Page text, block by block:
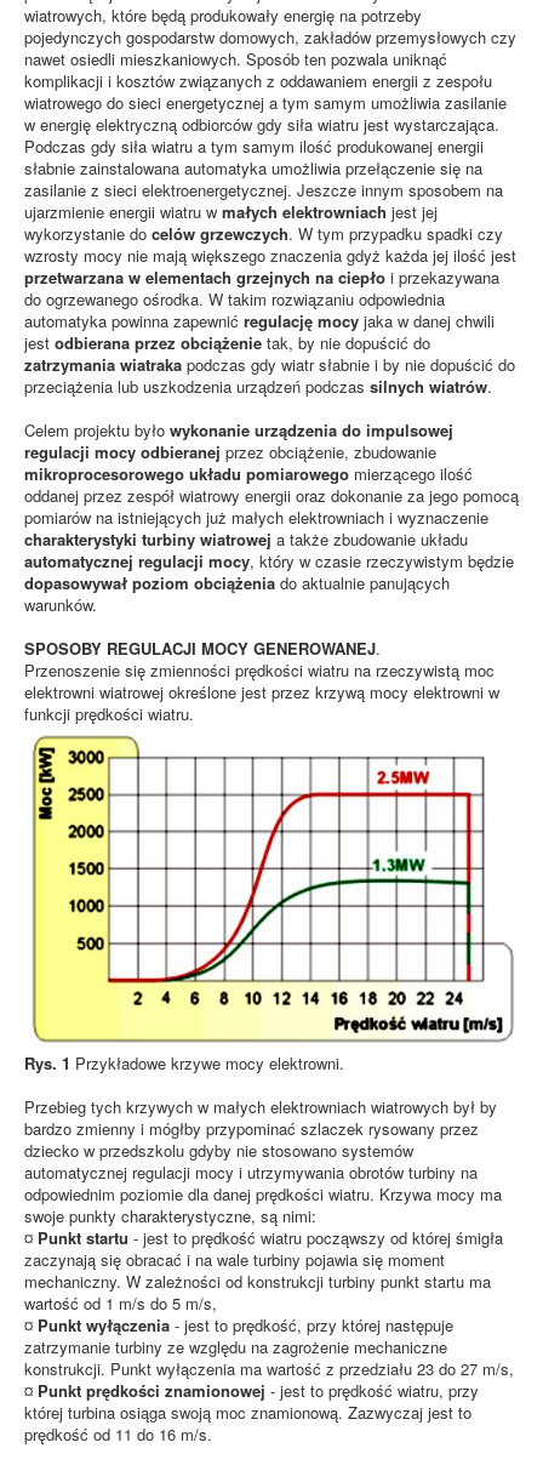
wiatrowych, które będą produkowały energię na potrzeby
pojedynczych gospodarstw domowych, zakładów przemysłowych czy
nawet osiedli mieszkaniowych. Sposób ten pozwala uniknąć
komplikacji i kosztów związanych z oddawaniem energii z zespołu
wiatrowego do sieci energetycznej a tym samym umożliwia zasilanie
w energię elektryczną odbiorców gdy siła wiatru jest wystarczająca.
Podczas gdy siła wiatru a tym samym ilość produkowanej energii
słabnie zainstalowana automatyka umożliwia przełączenie się na
zasilanie z sieci elektroenergetycznej. Jeszcze innym sposobem na
ujarzmienie energii wiatru w małych elektrowniach jest jej
wykorzystanie do celów grzewczych. W tym przypadku spadki czy
wzrosty mocy nie mają większego znaczenia gdyż każda jej ilość jest
przetwarzana w elementach grzejnych na ciepło i przekazywana
do ogrzewanego ośrodka. W takim rozwiązaniu odpowiednia
automatyka powinna zapewnić regulację mocy jaka w danej chwili
jest odbierana przez obciążenie tak, by nie dopuścić do
zatrzymania wiatraka podczas gdy wiatr słabnie i by nie dopuścić do
przeciążenia lub uszkodzenia urządzeń podczas silnych wiatrów.
Celem projektu było wykonanie urządzenia do impulsowej
regulacji mocy odbieranej przez obciążenie, zbudowanie
mikroprocesorowego układu pomiarowego mierzącego ilość
oddanej przez zespół wiatrowy energii oraz dokonanie za jego pomocą
pomiarów na istniejących już małych elektrowniach i wyznaczenie
charakterystyki turbiny wiatrowej a także zbudowanie układu
automatycznej regulacji mocy, który w czasie rzeczywistym będzie
dopasowywał poziom obciążenia do aktualnie panujących
warunków.
SPOSOBY REGULACJI MOCY GENEROWANEJ.
Przenoszenie się zmienności prędkości wiatru na rzeczywistą moc
elektrowni wiatrowej określone jest przez krzywą mocy elektrowni w
funkcji prędkości wiatru.
Rys. 1 Przykładowe krzywe mocy elektrowni.
Przebieg tych krzywych w małych elektrowniach wiatrowych był by
bardzo zmienny i mógłby przypominać szlaczek rysowany przez
dziecko w przedszkolu gdyby nie stosowano systemów
automatycznej regulacji mocy i utrzymywania obrotów turbiny na
odpowiednim poziomie dla danej prędkości wiatru. Krzywa mocy ma
swoje punkty charakterystyczne, są nimi:
¤ Punkt startu - jest to prędkość wiatru począwszy od której śmigła
zaczynają się obracać i na wale turbiny pojawia się moment
mechaniczny. W zależności od konstrukcji turbiny punkt startu ma
wartość od 1 m/s do 5 m/s,
¤ Punkt wyłączenia - jest to prędkość, przy której następuje
zatrzymanie turbiny ze względu na zagrożenie mechaniczne
konstrukcji. Punkt wyłączenia ma wartość z przedziału 23 do 27 m/s,
¤ Punkt prędkości znamionowej - jest to prędkość wiatru, przy
której turbina osiąga swoją moc znamionową. Zazwyczaj jest to
prędkość od 11 do 16 m/s.